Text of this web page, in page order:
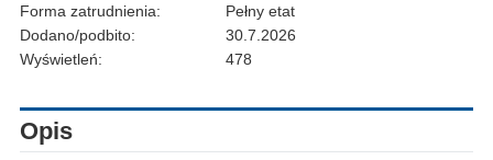
Forma zatrudnienia:
Pełny etat
Dodano/podbito:
30.7.2026
Wyświetleń:
478
Opis